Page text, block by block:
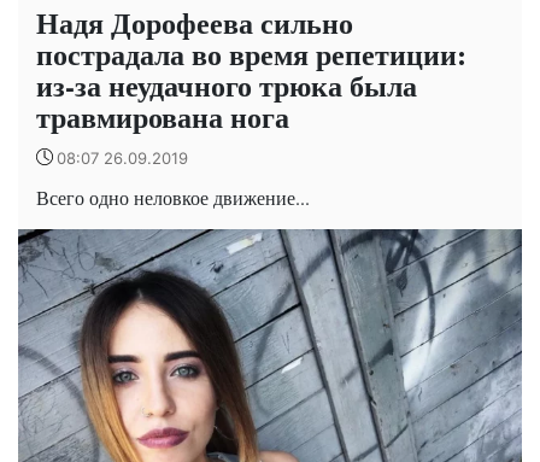
Надя Дорофеева сильно
пострадала во время репетиции:
из-за неудачного трюка была
травмирована нога
08:07 26.09.2019
Всего одно неловкое движение...